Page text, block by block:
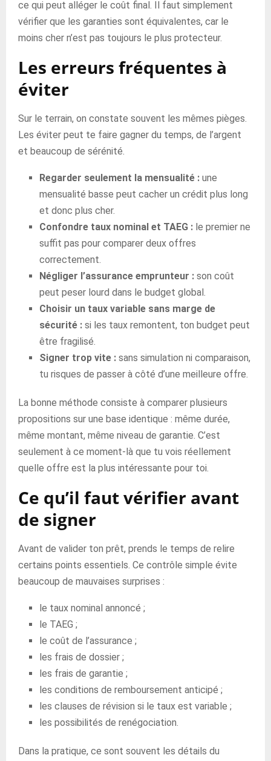
ce qui peut alléger le coût final. Il faut simplement
vérifier que les garanties sont équivalentes, car le
moins cher n’est pas toujours le plus protecteur.
Les erreurs fréquentes à
éviter
Sur le terrain, on constate souvent les mêmes pièges.
Les éviter peut te faire gagner du temps, de l’argent
et beaucoup de sérénité.
Regarder seulement la mensualité : une
mensualité basse peut cacher un crédit plus long
et donc plus cher.
Confondre taux nominal et TAEG : le premier ne
suffit pas pour comparer deux offres
correctement.
Négliger l’assurance emprunteur : son coût
peut peser lourd dans le budget global.
Choisir un taux variable sans marge de
sécurité : si les taux remontent, ton budget peut
être fragilisé.
Signer trop vite : sans simulation ni comparaison,
tu risques de passer à côté d’une meilleure offre.
La bonne méthode consiste à comparer plusieurs
propositions sur une base identique : même durée,
même montant, même niveau de garantie. C’est
seulement à ce moment-là que tu vois réellement
quelle offre est la plus intéressante pour toi.
Ce qu’il faut vérifier avant
de signer
Avant de valider ton prêt, prends le temps de relire
certains points essentiels. Ce contrôle simple évite
beaucoup de mauvaises surprises :
le taux nominal annoncé ;
le TAEG ;
le coût de l’assurance ;
les frais de dossier ;
les frais de garantie ;
les conditions de remboursement anticipé ;
les clauses de révision si le taux est variable ;
les possibilités de renégociation.
Dans la pratique, ce sont souvent les détails du